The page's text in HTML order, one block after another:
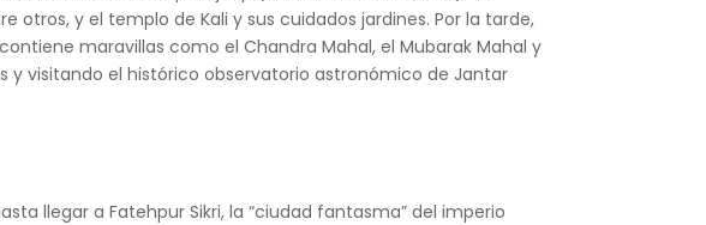
y el templo de Kali y sus cuidados jardines. Por la tarde,
maravillas como el Chandra Mahal, el Mubarak Mahal y
y visitando el histórico observatorio astronómico de Jantar
llegar a Fatehpur Sikri, la “ciudad fantasma” del imperio